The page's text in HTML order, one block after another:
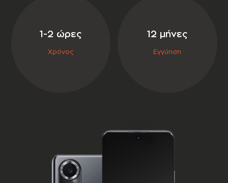
1-2 ώρες
Χρόνος
12 μήνες
Εγγύηση